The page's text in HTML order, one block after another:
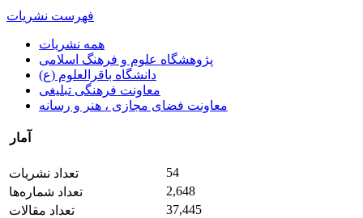
فهرست نشریات
همه نشریات
پژوهشگاه علوم و فرهنگ اسلامی
دانشگاه باقرالعلوم (ع)
معاونت فرهنگی تبلیغی
معاونت فضای مجازی ، هنر و رسانه
آمار
تعداد نشریات
54
تعداد شماره‌ها
2,648
تعداد مقالات
37,445